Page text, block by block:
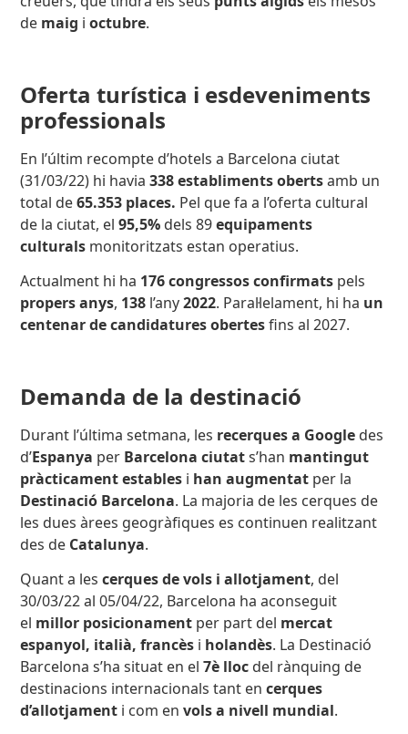
de maig ioctubre.
Oferta turística i esdeveniments
professionals
En l’últim recompte d’hotels a Barcelona ciutat
(31/03/22) hi havia338 establiments obertsamb un
total de65.353 places. Pel que fa a l’oferta cultural
de la ciutat, el95,5% dels 89equipaments
culturals monitoritzats estan operatius.
Actualment hi ha 176 congressos confirmats pels
propers anys, 138 l’any2022. Paral·lelament, hi ha un
centenar de candidatures obertesfins al 2027.
Demanda de la destinació
Durant l’última setmana, les recerques a Google des
d’Espanya per Barcelona ciutats’han mantingut
pràcticament estables i han augmentat per la
Destinació Barcelona. La majoria de les cerques de
les dues àrees geogràfiques es continuen realitzant
des de Catalunya.
Quant a lescerques de vols i allotjament, del
30/03/22 al 05/04/22, Barcelona ha aconseguit
el millor posicionament per part del mercat
espanyol, italià, francès i holandès. La Destinació
Barcelona s’ha situat en el7è lloc del rànquing de
destinacions internacionals tant encerques
d’allotjament i com en vols a nivell mundial.